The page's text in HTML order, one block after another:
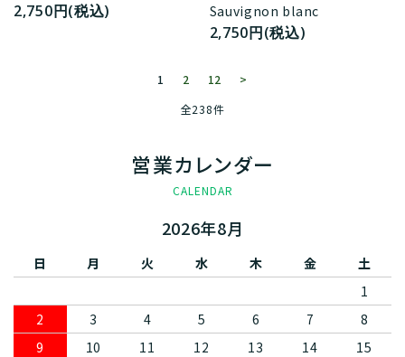
2,750円(税込)
Sauvignon blanc
2,750円(税込)
1 2 12
>
全238件
営業カレンダー
CALENDAR
2026年8月
日 月 火 水 木 金
土
1
2
3 4 5 6 7
8
9
10 11 12 13 14
15